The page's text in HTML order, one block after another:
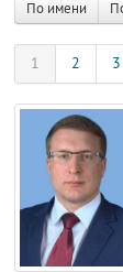
По имени
1 2 3